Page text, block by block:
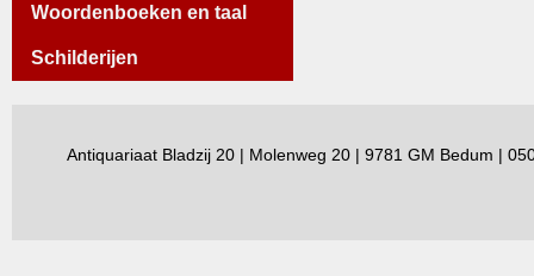
Woordenboeken en taal
Schilderijen
Antiquariaat Bladzij 20 | Molenweg 20 | 9781 GM Bedum |